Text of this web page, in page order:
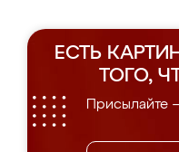
ЕСТЬ
ТОГО,
Присылайте